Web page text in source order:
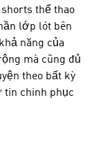
thể thao
lớp lót bên
năng của
mà cũng đủ
theo bất kỳ
tin chinh phục